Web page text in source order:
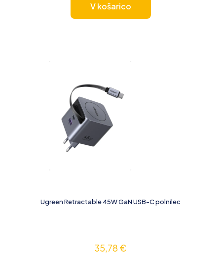
V košarico
Ugreen Retractable 45W GaN USB-C polnilec
35,78 €